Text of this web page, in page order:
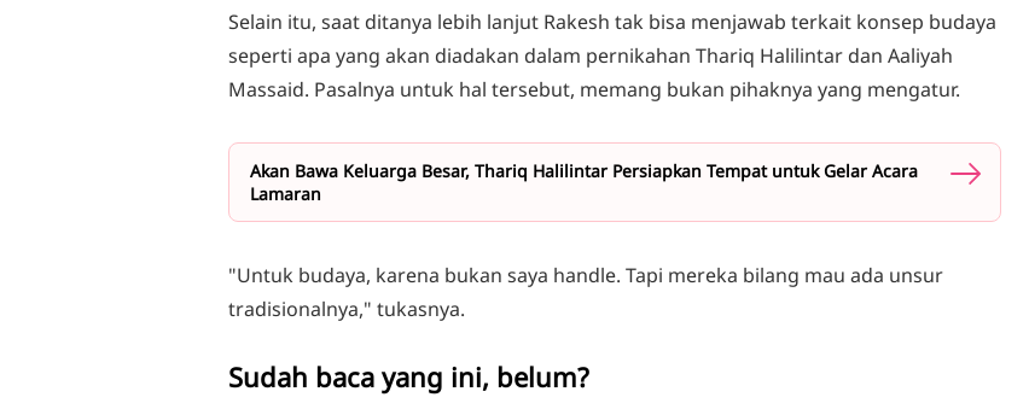
Selain itu, saat ditanya lebih lanjut Rakesh tak bisa menjawab terkait konsep budaya
seperti apa yang akan diadakan dalam pernikahan Thariq Halilintar dan Aaliyah
Massaid. Pasalnya untuk hal tersebut, memang bukan pihaknya yang mengatur.
Akan Bawa Keluarga Besar, Thariq Halilintar Persiapkan Tempat untuk Gelar Acara
Lamaran
"Untuk budaya, karena bukan saya handle. Tapi mereka bilang mau ada unsur
tradisionalnya," tukasnya.
Sudah baca yang ini, belum?